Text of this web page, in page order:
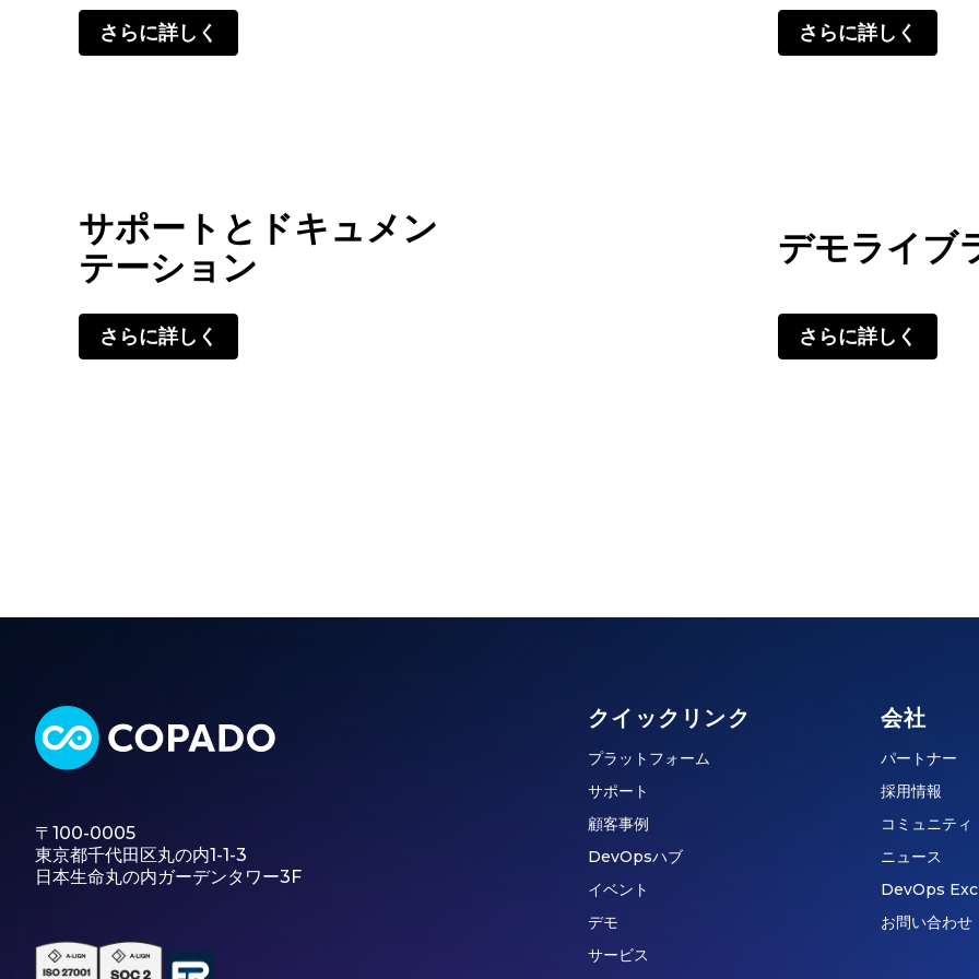
さらに詳しく さらに詳しく
サポートとドキュメン
テーション
さらに詳しく
デモライブ
さらに詳しく
〒100-0005
東京都千代田区丸の内1-1-3
日本生命丸の内ガーデンタワー3F
クイックリンク
プラットフォーム
サポート
顧客事例
DevOpsハブ
イベント
デモ
サービス
会社
パートナー
採用情報
コミュニティ
ニュース
DevOps
お問い合わせ